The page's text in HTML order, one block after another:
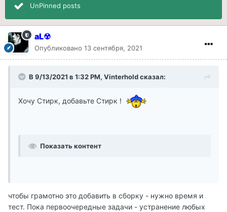
UnPinned posts
aL☢
Опубликовано 13 сентября, 2021
В 9/13/2021 в 1:32 PM, Vinterhold сказал:
Хочу Стирк, добавьте Стирк !
Показать контент
чтобы грамотно это добавить в сборку - нужно время и
тест. Пока первоочередные задачи - устранение любых